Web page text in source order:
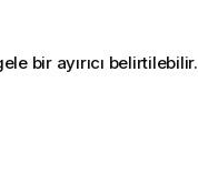
bir ayırıcı belirtilebilir.